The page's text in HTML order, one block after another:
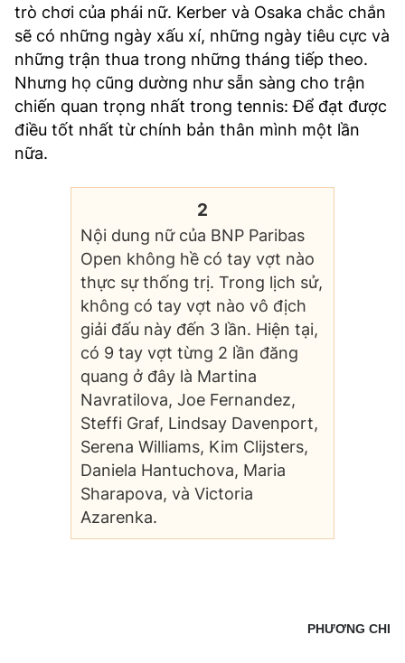
trò chơi của phái nữ. Kerber và Osaka chắc chắn
sẽ có những ngày xấu xí, những ngày tiêu cực và
những trận thua trong những tháng tiếp theo.
Nhưng họ cũng dường như sẵn sàng cho trận
chiến quan trọng nhất trong tennis: Để đạt được
điều tốt nhất từ chính bản thân mình một lần
nữa.
2
Nội dung nữ của BNP Paribas
Open không hề có tay vợt nào
thực sự thống trị. Trong lịch sử,
không có tay vợt nào vô địch
giải đấu này đến 3 lần. Hiện tại,
có 9 tay vợt từng 2 lần đăng
quang ở đây là Martina
Navratilova, Joe Fernandez,
Steffi Graf, Lindsay Davenport,
Serena Williams, Kim Clijsters,
Daniela Hantuchova, Maria
Sharapova, và Victoria
Azarenka.
PHƯƠNG CHI